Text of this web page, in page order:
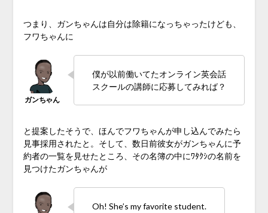
つまり、ガンちゃんは自分は除籍になっちゃったけども、
フワちゃんに
僕が以前働いてたオンライン英会話
スクールの講師に応募してみれば？
と提案したそうで、ほんでフワちゃんが申し込んでみたら
見事採用されたと。そして、数日前彼女がガンちゃんに予
約者の一覧を見せたところ、その名簿の中にﾜﾀｸｼの名前を
見つけたガンちゃんが
Oh! She’s my favorite student.